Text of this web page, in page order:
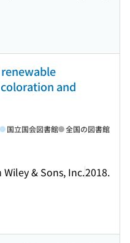
and
& Sons, Inc.2018.
国立国会図書館 全国の図書館